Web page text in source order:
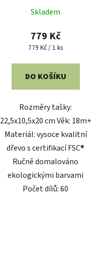
hodnocení
produktu
je
z
Skladem
779 Kč
Měrná
779 Kč / 1 ks
DO KOŠÍKU
Rozměry tašky:
22,5x10,5x20 cm Věk: 18m+
Materiál: vysoce kvalitní
dřevo s certifikací FSC®
Ručně domalováno
ekologickými barvami
Počet dílů: 60